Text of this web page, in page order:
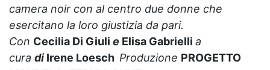
camera noir con al centro due donne che
esercitano la loro giustizia da pari.
Con Cecilia Di Giuli e Elisa Gabrielli a
cura di Irene Loesch Produzione PROGETTO